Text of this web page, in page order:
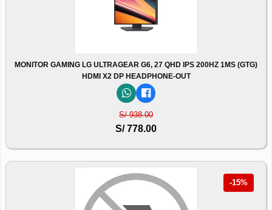
MONITOR GAMING LG ULTRAGEAR G6, 27 QHD IPS 200HZ 1MS (GTG)
HDMI X2 DP HEADPHONE-OUT
S/ 938.00
S/ 778.00
-15%